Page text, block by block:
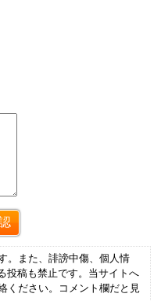
。また、誹謗中傷、個人情
投稿も禁止です。当サイトへ
ください。コメント欄だと見